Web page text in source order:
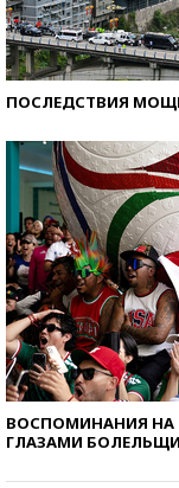
ПОСЛЕДСТВИЯ
ВОСПОМИНАНИЯ
ГЛАЗАМИ